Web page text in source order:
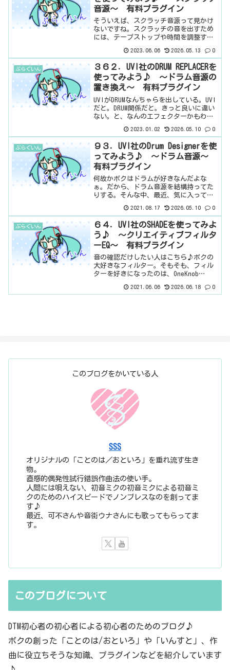
音源～ 有料プラグイン
そういえば、スクラッチ音源って見かけ
ないですね。スクラッチの音を出すため
には、テープストップや時間を調整する
ね。このプラグインは、スクラッチの音
自体を出すプラグインですね。元の曲を
スクラッチするわけではない...
2023.06.06 2026.05.13 0
ぷらぐいん
３６２．UVI社のDRUM REPLACERを
使ってみよう♪ ～ドラム音源の
置き換え～ 有料プラグイン
UVIがDRUMなんちゃらを出している。UVI
だと。DRUM関係だと。きっと良いに違い
ない。と、なんのエフェクターかもわか
れ、ボクには必要ないやつじゃないか。
録音したドラムの音源を差し替えること
ができるエ...
2023.01.02 2026.05.10 0
ぷらぐいん
９３．UVI社のDrum Designerを使
ってみよう♪ ～ドラム音源～
有料プラグイン
何故かボクはドラムが好きなんだよな
ぁ。だから、ドラム音源を結構持ってた
りする。そんな中、最近、気に入ってい
た目が（笑）とは言え、音もすごくイイ
感じですので、確認していきましょう。
基本情報ダウンロードはこち...
2021.08.17 2026.05.10 0
ぷらぐいん
６４．UVI社のSHADEを使ってみよ
う♪ ～クリエイティブフィルタ
ーEQ～ 有料プラグイン
音の確認だけしたい人はこちら♪ボクの
大好きなフィルター。そもそも、フィル
ターを好きになったのは、OneKnob
事を見たらわかると思いますが、ボクの
2021.06.06 2026.06.18 0
このブログをかいている人
SSS
オリジナルの「ことのは／おといろ」を垂れ流す生き
物。
直感的偶発性試行錯誤作曲法の使い手。
人間には唄えない、初音ミクの初音ミクによる初音ミ
クのためのハイスピードでノンブレスなのを創ってま
す♪
最近、可不さんや音街ウナさんにも歌ってもらってま
す。
このブログについて
DTM初心者の初心者による初心者のためのブログ♪
ボクの創った「ことのは/おといろ」や「いんすと」、作
曲に役立ちそうな知識、プラグインなどを紹介しています